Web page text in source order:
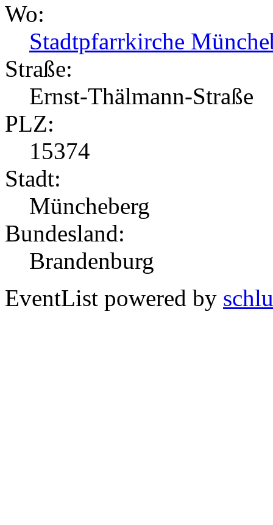
Wo:
Stadtpfarrkirche
Straße:
Ernst-Thälmann-Straße
PLZ:
15374
Stadt:
Müncheberg
Bundesland:
Brandenburg
EventList powered by